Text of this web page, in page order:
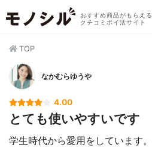
おすすめ商品がもらえる
クチコミポイ活サイト
TOP
なかむらゆうや
4.00
とても使いやすいです
学生時代から愛用をしています